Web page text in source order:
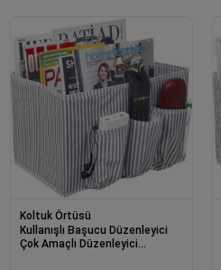
Koltuk Örtüsü
Kullanışlı Başucu Düzenleyici
Çok Amaçlı Düzenleyici